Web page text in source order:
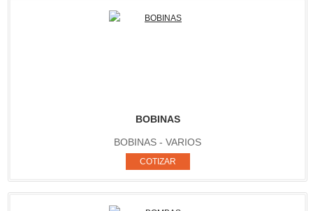
BOBINAS
BOBINAS - VARIOS